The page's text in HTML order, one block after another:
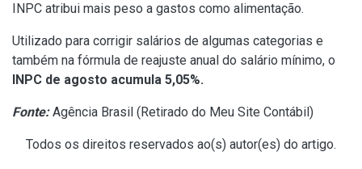
INPC atribui mais peso a gastos como alimentação.
Utilizado para corrigir salários de algumas categorias e
também na fórmula de reajuste anual do salário mínimo, o
INPC de agosto acumula 5,05%.
Fonte:Agência Brasil ( Retirado do Meu Site Contábil )
Todos os direitos reservados ao(s) autor(es) do artigo.